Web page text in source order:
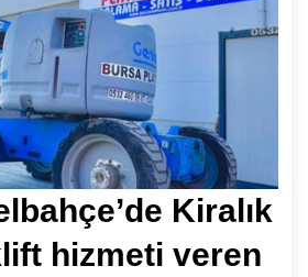
Kiralık
hizmeti veren